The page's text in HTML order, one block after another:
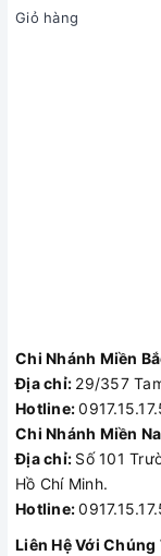
Giỏ hàng
Chi Nhánh Miền
Địa chỉ: 29/357
Hotline:
Chi Nhánh Miền
Địa chỉ: Số 101
Hồ Chí Minh.
Hotline:
Liên Hệ Với Chúng